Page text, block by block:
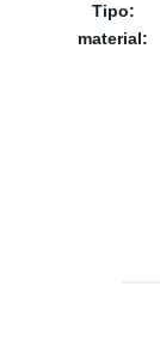
Tipo:
material: